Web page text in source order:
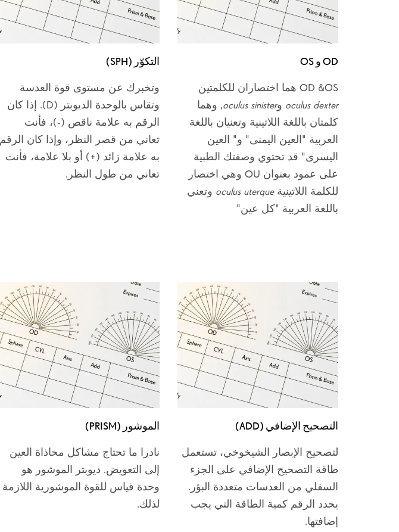
OD و OS
OD &OS هما اختصاران للكلمتين
oculus dexter وoculus sinister, وهما
كلمتان باللغة اللاتينية وتعنيان باللغة
العربية "العين اليمنى" و" العين
اليسرى" قد تحتوي وصفتك الطبية
على عمود بعنوان OU وهي اختصار
للكلمة اللاتينيةoculus uterque وتعني
باللغة العربية "كل عين"
التكوّر (SPH)
وتخبرك عن مستوى قوة العدسة
وتقاس بالوحدة الديوبتر (D). إذا كان
الرقم به علامة ناقص (-)، فأنت
تعاني من قصر النظر، وإذا كان الرقم
به علامة زائد (+) أو بلا علامة، فأنت
تعاني من طول النظر.
التصحيح الإضافي (ADD)
لتصحيح الإبصار الشيخوخي، تستعمل
طاقة التصحيح الإضافي على الجزء
السفلي من العدسات متعددة البؤر.
يحدد الرقم كمية الطاقة التي يجب
إضافتها.
الموشور (PRISM)
نادرا ما تحتاج مشاكل محاذاة العين
إلى التعويض. ديوبتر الموشور هو
وحدة قياس للقوة الموشورية اللازمة
لذلك.